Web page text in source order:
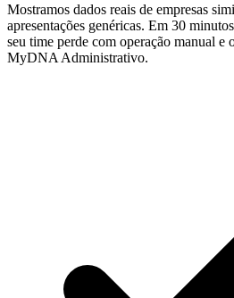
Mostramos dados reais de empresas
apresentações genéricas. Em 30
seu time perde com operação manual e
MyDNA Administrativo.